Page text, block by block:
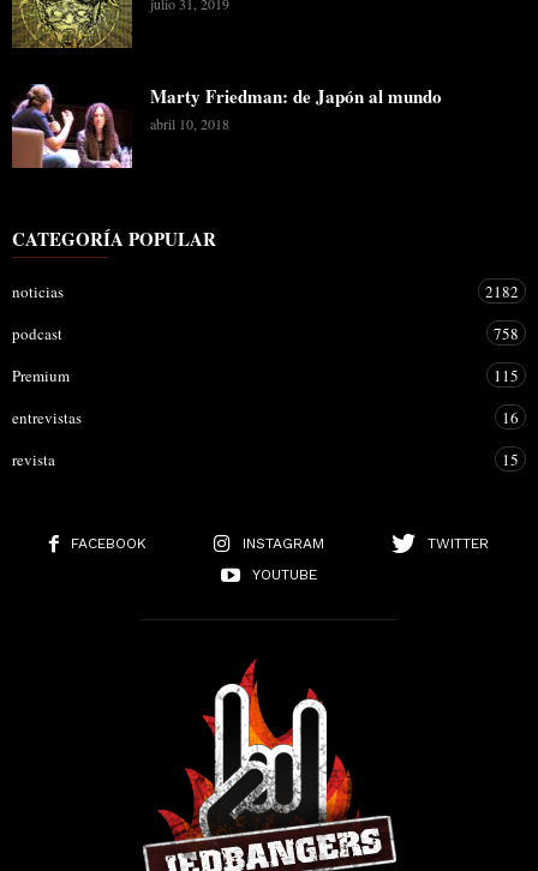
Marty Friedman: de Japón al mundo
abril 10, 2018
CATEGORÍA POPULAR
noticias
2182
podcast
758
Premium
115
entrevistas
16
revista
15
FACEBOOK INSTAGRAM
TWITTER
YOUTUBE